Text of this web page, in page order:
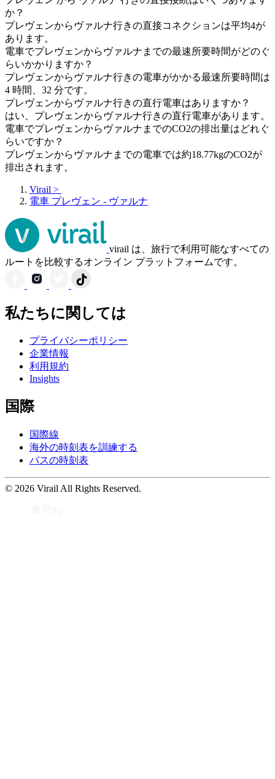
か？
プレヴェンからヴァルナ行きの直接コネクションは平均4が
あります。
電車でプレヴェンからヴァルナまでの最速所要時間がどのぐ
らいかかりますか？
プレヴェンからヴァルナ行きの電車がかかる最速所要時間は
4 時間、32 分です。
プレヴェンからヴァルナ行きの直行電車はありますか？
はい、プレヴェンからヴァルナ行きの直行電車があります。
電車でプレヴェンからヴァルナまでのCO2の排出量はどれぐ
らいですか？
プレヴェンからヴァルナまでの電車では約18.77kgのCO2が
排出されます。
Virail >
電車 プレヴェン - ヴァルナ
virail は、旅行で利用可能なすべての
ルートを比較するオンライン プラットフォームです。
私たちに関しては
プライバシーポリシー
企業情報
利用規約
Insights
国際
国際線
海外の時刻表を訓練する
バスの時刻表
© 2026 Virail All Rights Reserved.